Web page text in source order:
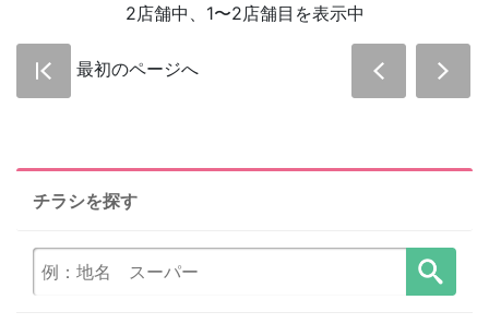
2店舗中、1〜2店舗目を表示中
最初のページへ
チラシを探す